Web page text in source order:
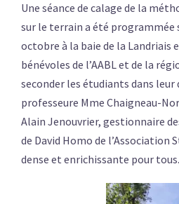
Une séance de calage de la
sur le terrain a été programmée
octobre à la baie de la Landriais
bénévoles de l’AABL et de la
seconder les étudiants dans leur
professeure Mme Chaigneau-
Alain Jenouvrier, gestionnaire
de David Homo de l’Association
dense et enrichissante pour tous.